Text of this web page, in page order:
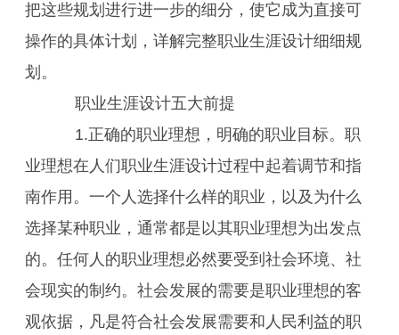
把这些规划进行进一步的细分，使它成为直接可
操作的具体计划，详解完整职业生涯设计细细规
划。
职业生涯设计五大前提
1.正确的职业理想，明确的职业目标。职
业理想在人们职业生涯设计过程中起着调节和指
南作用。一个人选择什么样的职业，以及为什么
选择某种职业，通常都是以其职业理想为出发点
的。任何人的职业理想必然要受到社会环境、社
会现实的制约。社会发展的需要是职业理想的客
观依据，凡是符合社会发展需要和人民利益的职